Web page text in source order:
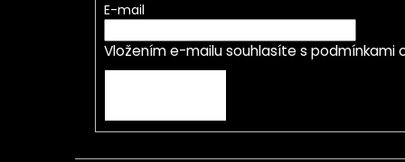
E-mail
Vložením e-mailu souhlasíte s podmínkami